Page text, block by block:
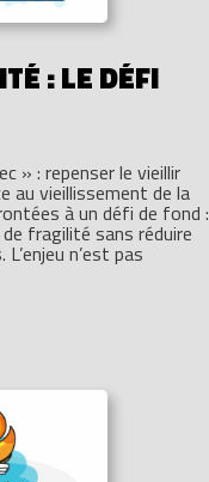
: LE DÉFI
» : repenser le vieillir
au vieillissement de la
à un défi de fond :
fragilité sans réduire
n’est pas